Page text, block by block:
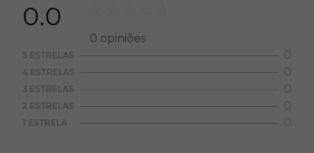
0.0
0 opiniões
5 ESTRELAS 0
4 ESTRELAS 0
3 ESTRELAS 0
2 ESTRELAS 0
1 ESTRELA 0